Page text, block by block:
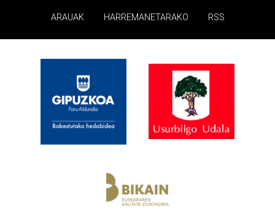
ARAUAK HARREMANETARAKO RSS